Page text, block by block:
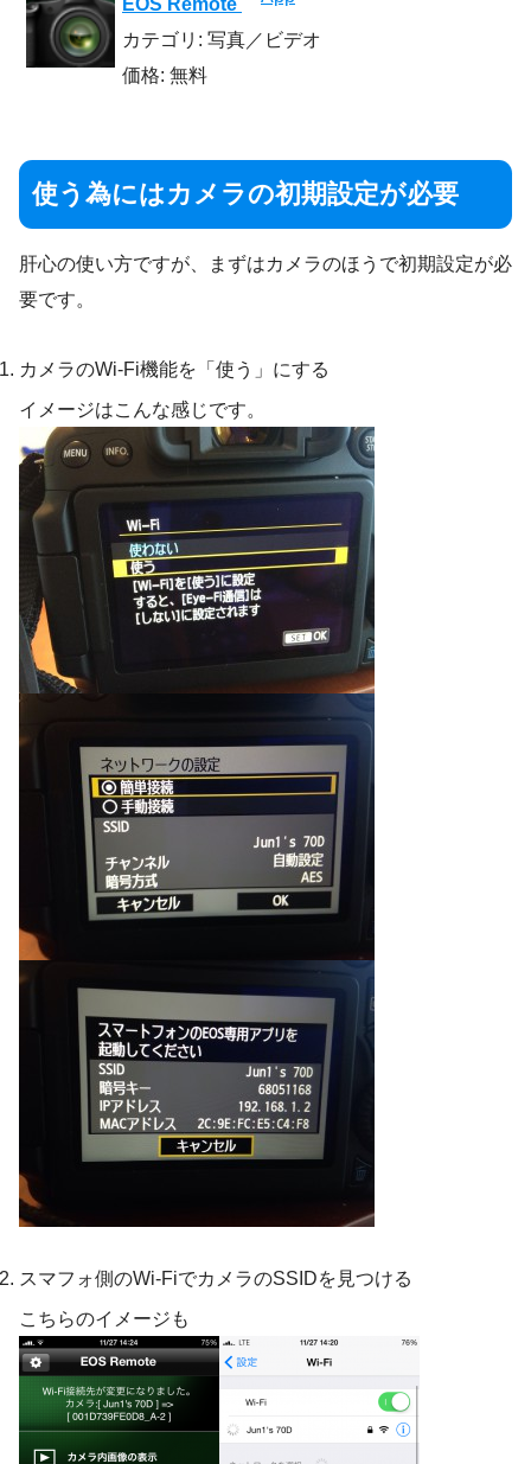
EOS Remote
カテゴリ: 写真／ビデオ
価格: 無料
使う為にはカメラの初期設定が必要
肝心の使い方ですが、まずはカメラのほうで初期設定が必
要です。
カメラのWi-Fi機能を「使う」にする
イメージはこんな感じです。
スマフォ側のWi-FiでカメラのSSIDを見つける
こちらのイメージも